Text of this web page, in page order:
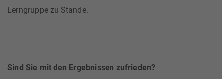
Lerngruppe zu Stande.
Sind Sie mit den Ergebnissen zufrieden?